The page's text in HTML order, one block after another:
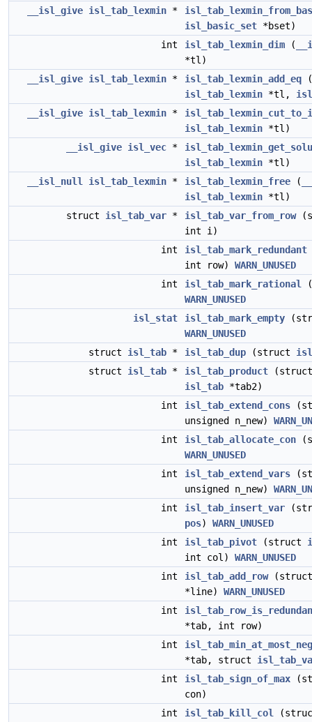
__isl_give isl_tab_lexmin *
isl_basic_set *bset)
int
isl_tab_lexmin_dim (
*tl)
__isl_give isl_tab_lexmin * isl_tab_lexmin_add_eq (
isl_tab_lexmin *tl,
__isl_give isl_tab_lexmin *
isl_tab_lexmin *tl)
__isl_give isl_vec *
isl_tab_lexmin *tl)
__isl_null
isl_tab_lexmin * isl_tab_lexmin_free (
isl_tab_lexmin *tl)
struct isl_tab_var * isl_tab_var_from_row
int i)
int
isl_tab_mark_redundant
int row) WARN_UNUSED
int
isl_tab_mark_rational
WARN_UNUSED
isl_stat
isl_tab_mark_empty
WARN_UNUSED
struct isl_tab * isl_tab_dup (struct
struct isl_tab * isl_tab_product
isl_tab *tab2)
int
isl_tab_extend_cons
unsigned n_new)
int
isl_tab_allocate_con
WARN_UNUSED
int
isl_tab_extend_vars
unsigned n_new)
int
isl_tab_insert_var
pos) WARN_UNUSED
int
isl_tab_pivot (struct
int col) WARN_UNUSED
int
isl_tab_add_row
*line) WARN_UNUSED
int
*tab, int row)
int
*tab, struct
int
isl_tab_sign_of_max
con)
int
isl_tab_kill_col